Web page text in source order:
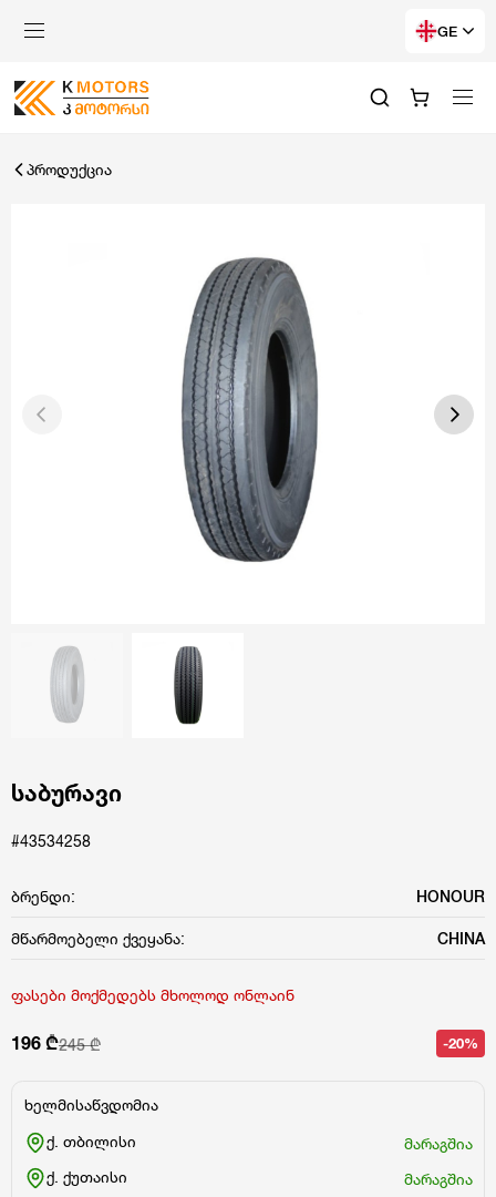
GE
პროდუქცია
საბურავი
#43534258
ბრენდი: HONOUR
მწარმოებელი ქვეყანა: CHINA
ფასები მოქმედებს მხოლოდ ონლაინ
196 ₾245 ₾ -20%
ხელმისაწვდომია
ქ. თბილისი
მარაგშია
ქ. ქუთაისი
მარაგშია